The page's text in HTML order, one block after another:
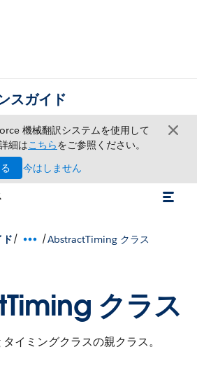
スガイド
機械翻訳システムを使用して
細はこちらをご参照ください。
今はしません
/ /AbstractTiming クラス
クラス
イミングクラスの親クラス。